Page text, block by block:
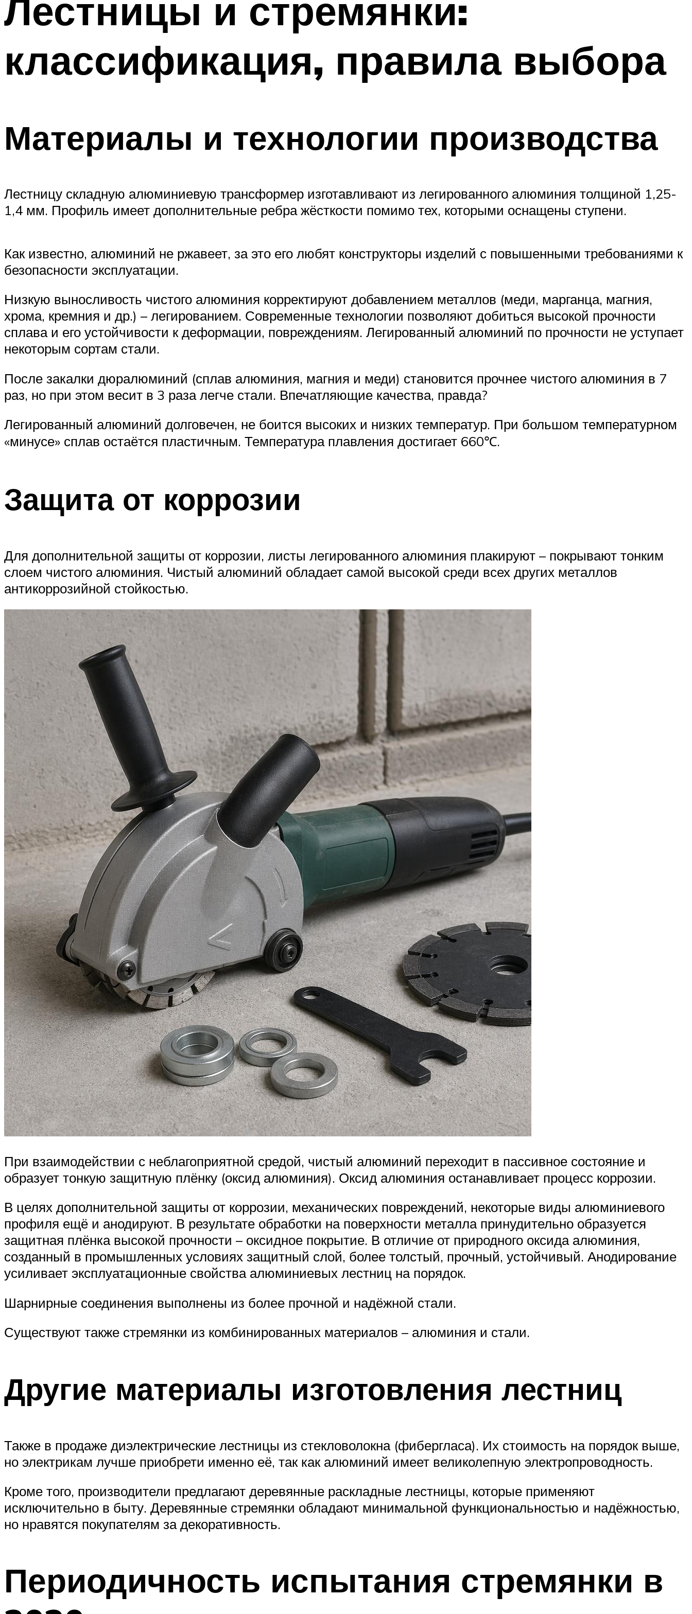
Лестницы и стремянки:
классификация, правила выбора
Материалы и технологии производства
Лестницу складную алюминиевую трансформер изготавливают из легированного алюминия толщиной 1,25-
1,4 мм. Профиль имеет дополнительные ребра жёсткости помимо тех, которыми оснащены ступени.
Как известно, алюминий не ржавеет, за это его любят конструкторы изделий с повышенными требованиями к
безопасности эксплуатации.
Низкую выносливость чистого алюминия корректируют добавлением металлов (меди, марганца, магния,
хрома, кремния и др.) – легированием. Современные технологии позволяют добиться высокой прочности
сплава и его устойчивости к деформации, повреждениям. Легированный алюминий по прочности не уступает
некоторым сортам стали.
После закалки дюралюминий (сплав алюминия, магния и меди) становится прочнее чистого алюминия в 7
раз, но при этом весит в 3 раза легче стали. Впечатляющие качества, правда?
Легированный алюминий долговечен, не боится высоких и низких температур. При большом температурном
«минусе» сплав остаётся пластичным. Температура плавления достигает 660℃.
Защита от коррозии
Для дополнительной защиты от коррозии, листы легированного алюминия плакируют – покрывают тонким
слоем чистого алюминия. Чистый алюминий обладает самой высокой среди всех других металлов
антикоррозийной стойкостью.
При взаимодействии с неблагоприятной средой, чистый алюминий переходит в пассивное состояние и
образует тонкую защитную плёнку (оксид алюминия). Оксид алюминия останавливает процесс коррозии.
В целях дополнительной защиты от коррозии, механических повреждений, некоторые виды алюминиевого
профиля ещё и анодируют. В результате обработки на поверхности металла принудительно образуется
защитная плёнка высокой прочности – оксидное покрытие. В отличие от природного оксида алюминия,
созданный в промышленных условиях защитный слой, более толстый, прочный, устойчивый. Анодирование
усиливает эксплуатационные свойства алюминиевых лестниц на порядок.
Шарнирные соединения выполнены из более прочной и надёжной стали.
Существуют также стремянки из комбинированных материалов – алюминия и стали.
Другие материалы изготовления лестниц
Также в продаже диэлектрические лестницы из стекловолокна (фибергласа). Их стоимость на порядок выше,
но электрикам лучше приобрети именно её, так как алюминий имеет великолепную электропроводность.
Кроме того, производители предлагают деревянные раскладные лестницы, которые применяют
исключительно в быту. Деревянные стремянки обладают минимальной функциональностью и надёжностью,
но нравятся покупателям за декоративность.
Периодичность испытания стремянки в